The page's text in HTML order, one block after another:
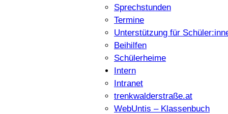
Sprechstunden
Termine
Unterstützung für
Beihilfen
Schülerheime
Intern
Intranet
trenkwalderstraße.at
WebUntis – Klassenbuch